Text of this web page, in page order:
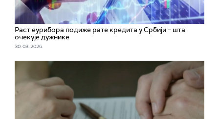
Раст еурибора подиже рате кредита у Србији – шта
очекује дужнике
30. 03. 2026.